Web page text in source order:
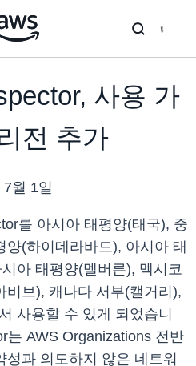
사용 가
전 추가
월 1일
를 아시아 태평양(태국), 중
양(하이데라바드), 아시아 태
아 태평양(멜버른), 멕시코
비브), 캐나다 서부(캘거리),
사용할 수 있게 되었습니
는 AWS Organizations 전반
성과 의도하지 않은 네트워